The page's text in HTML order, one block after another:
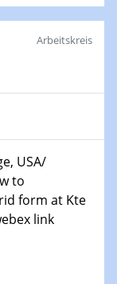
to
Arbeitskreis
USA/
form at Kte
link